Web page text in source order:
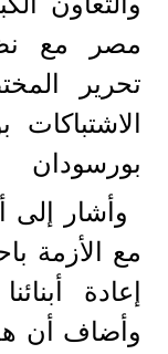
مصر مع
تحرير
بورسودان
وأشار
مع الأزمة
إعادة
وأضاف أن